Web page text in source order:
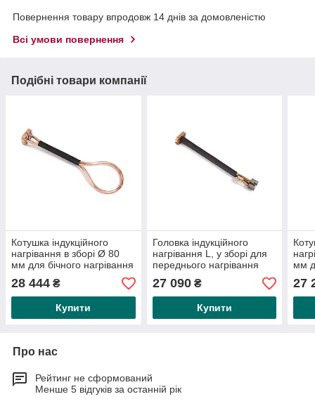
Повернення товару впродовж 14 днів за домовленістю
Всі умови повернення
Подібні товари компанії
Котушка індукційного
нагрівання в зборі Ø 80
мм для бічного нагрівання
труб або циліндрів для
HEAT CHAMP 16kW/HDi
28 444 ₴
Купити
Головка індукційного
нагрівання L, у зборі для
переднього нагрівання
для HEAT CHAMP
11/16kW/HDi 11K400
KB/HDi 13K400
27 090₴
Купити
мм
27
Про нас
Рейтинг не сформований
Менше 5 відгуків за останній рік